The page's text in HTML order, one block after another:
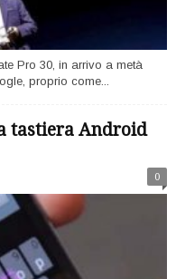
Pro 30, in arrivo a metà
proprio come...
tastiera Android
0